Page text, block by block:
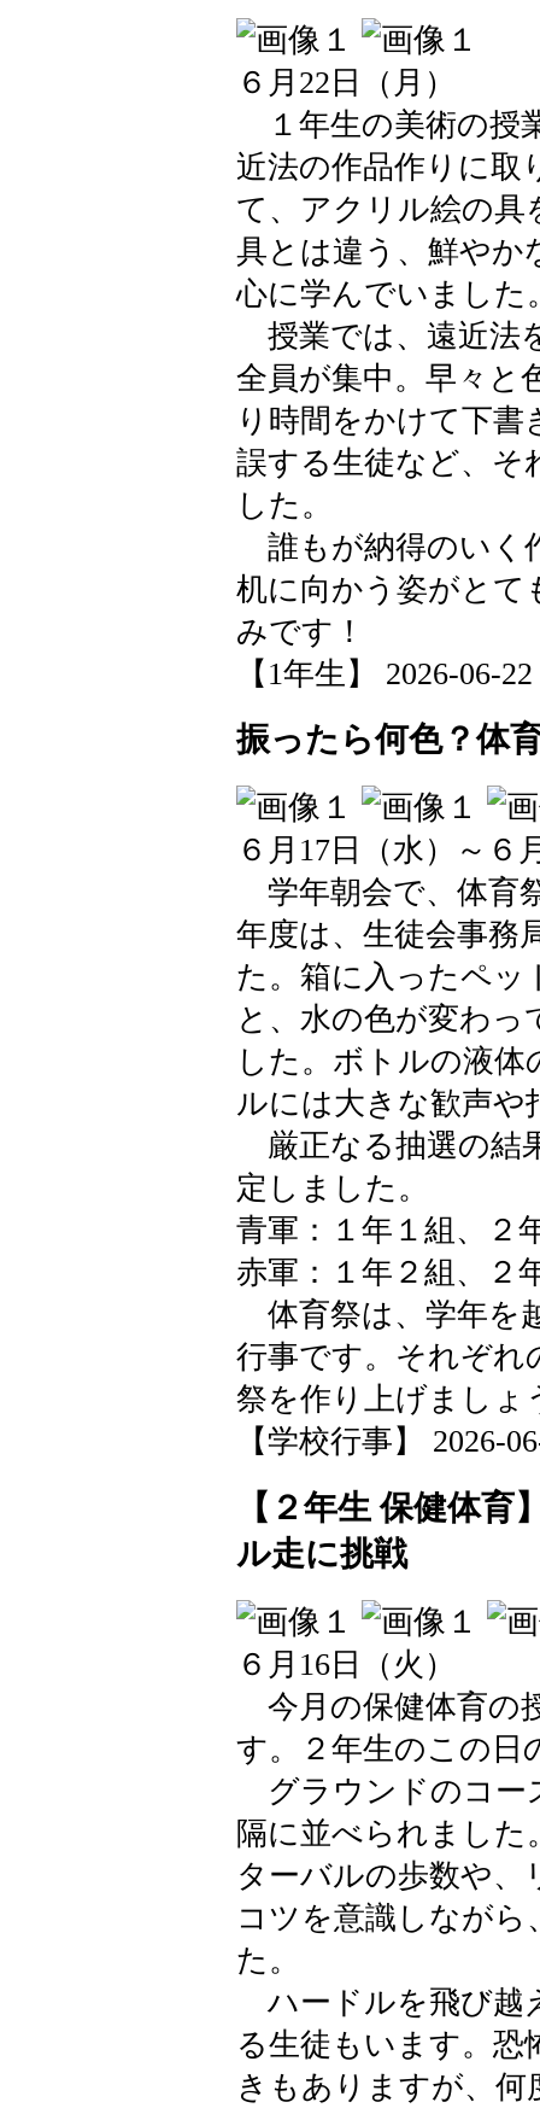
６月22日（月）
１年生の美術の授
近法の作品作りに取
て、アクリル絵の具
具とは違う、鮮やか
心に学んでいました
授業では、遠近法
全員が集中。早々と
り時間をかけて下
誤する生徒など、そ
した。
誰もが納得のいく
机に向かう姿がとて
みです！
【1年生】 2026-06-
振ったら何色？体
６月17日（水）～６
学年朝会で、体育
年度は、生徒会事務
た。箱に入ったペッ
と、水の色が変わ
した。ボトルの液
ルには大きな歓声や
厳正なる抽選の結
定しました。
青軍：１年１組、２
赤軍：１年２組、２
体育祭は、学年を
行事です。それぞれ
祭を作り上げましょ
【学校行事】 2026-
【２年生 保健体
ル走に挑戦
６月16日（火）
今月の保健体育の
す。２年生のこの日
グラウンドのコー
隔に並べられまし
ターバルの歩数や
コツを意識しなが
た。
ハードルを飛び越
る生徒もいます。
きもありますが、